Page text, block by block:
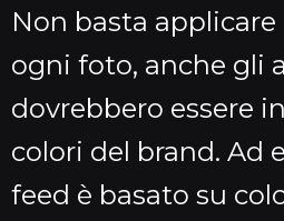
Non basta
ogni foto, anche gli
dovrebbero essere
colori del brand. Ad
feed è basato su